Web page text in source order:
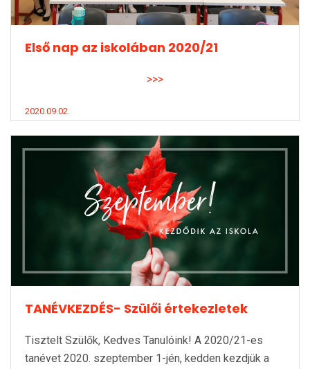
Első nap az iskolában 2020/21
>>>
2020.09.02.
TANÉVKEZDÉS- Szülői értekezletek
Tisztelt Szülők, Kedves Tanulóink! A 2020/21-es
tanévet 2020. szeptember 1-jén, kedden kezdjük a